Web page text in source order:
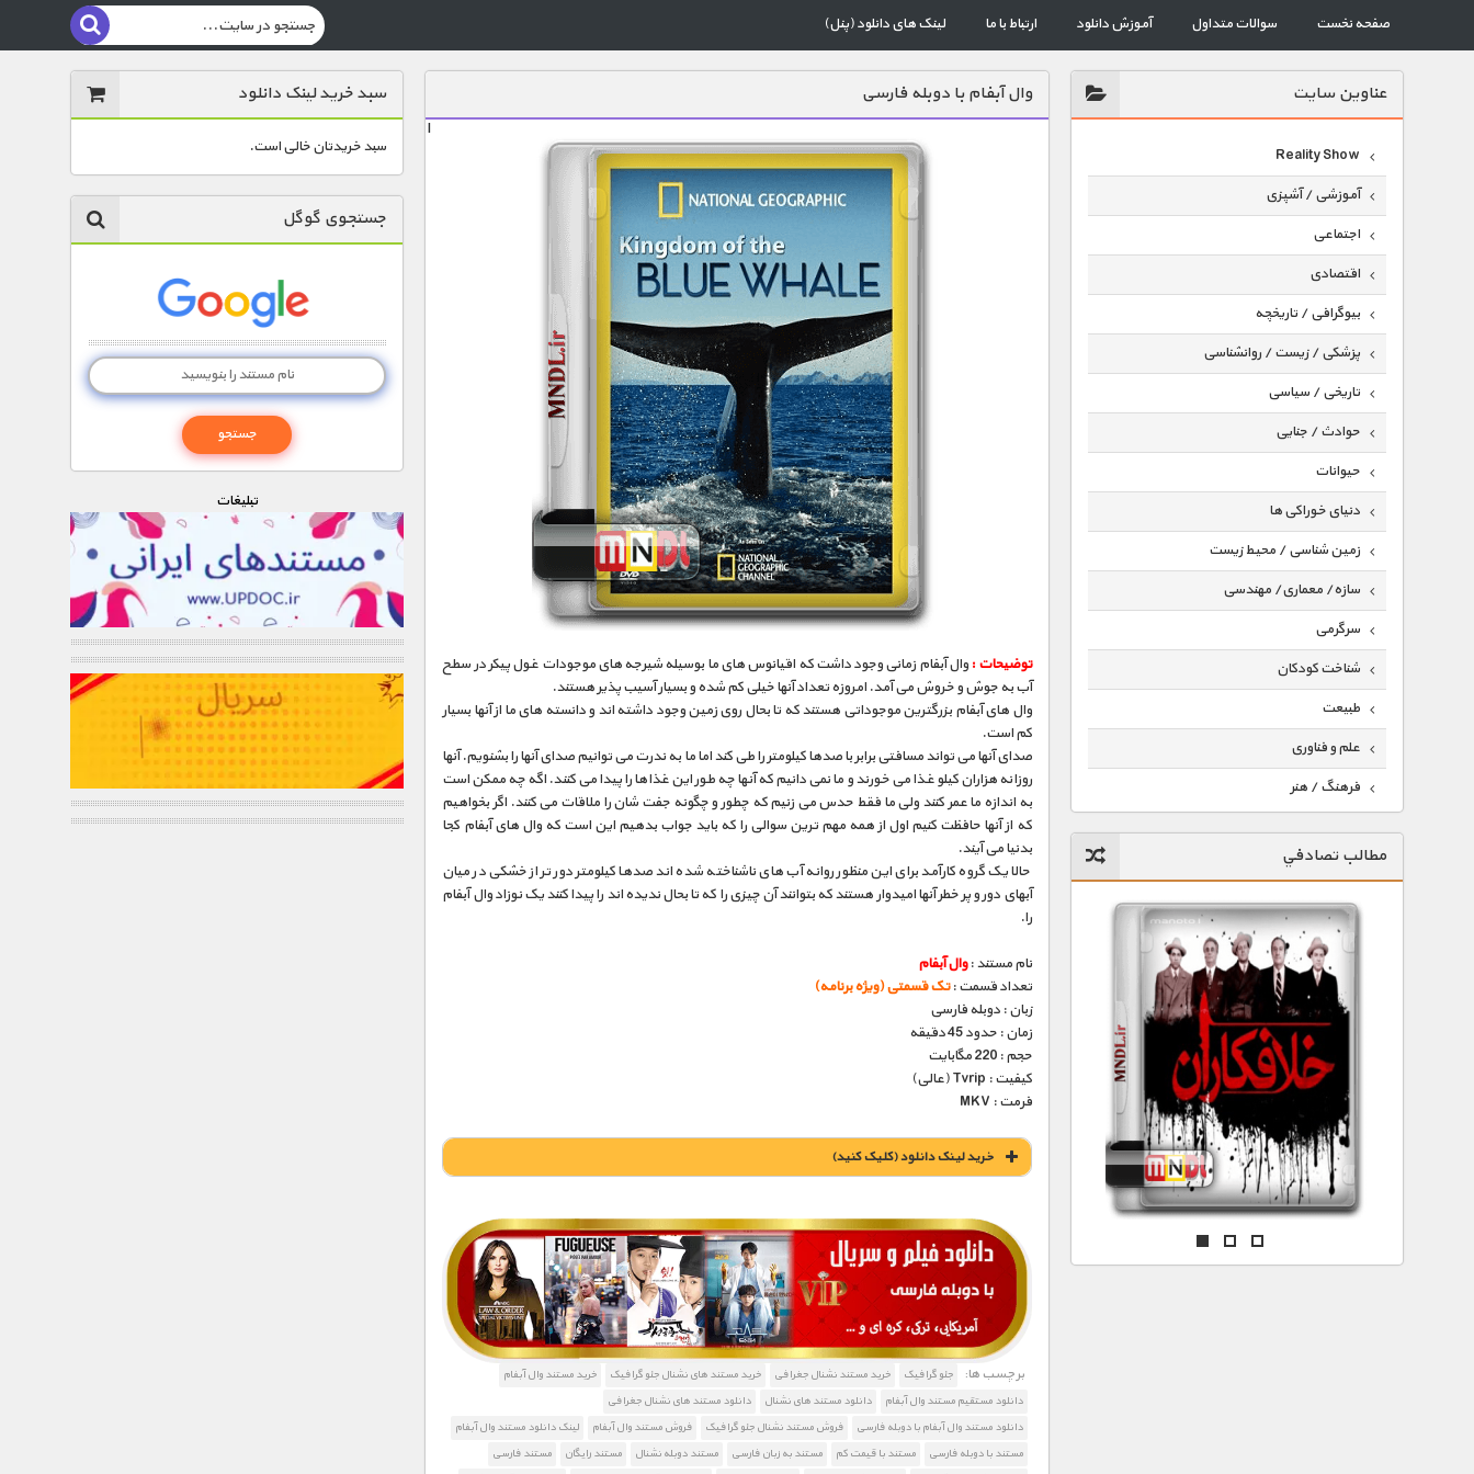
صفحه نخست سوالات متداول آموزش دانلود ارتباط با ما لینک های دانلود (پنل)
عناوين سايت
Reality Show
آموزشی / آشپزی
اجتماعی
اقتصادی
بیوگرافی / تاریخچه
پزشکی / زیست / روانشناسی
تاریخی / سیاسی
حوادث / جنایی
حیوانات
دنیای خوراکی ها
زمین شناسی / محیط زیست
سازه/ معماری/ مهندسی
سرگرمی
شناخت کودکان
طبیعت
علم و فناوری
فرهنگ / هنر
گردشگری
ماورایی
مسابقات / ورزشی
مستند های اختصاصی
مطالب تصادفي
وال آبفام با دوبله فارسی
ا
توضیحات : وال آبفام زمانی وجود داشت که اقیانوس های ما بوسیله شیرجه های موجودات غول پیکر در سطح
آب به جوش و خروش می آمد. امروزه تعداد آنها خیلی کم شده و بسیار آسیب پذیر هستند.
وال های آبفام بزرگترین موجوداتی هستند که تا بحال روی زمین وجود داشته اند و دانسته های ما از آنها بسیار
کم است.
صدای آنها می تواند مسافتی برابر با صدها کیلومتر را طی کند اما ما به ندرت می توانیم صدای آنها را بشنویم. آنها
روزانه هزاران کیلو غذا می خورند و ما نمی دانیم که آنها چه طور این غذاها را پیدا می کنند. اگه چه ممکن است
به اندازه ما عمر کنند ولی ما فقط حدس می زنیم که چطور و چگونه جفت شان را ملاقات می کنند. اگر بخواهیم
که از آنها حافظت کنیم اول از همه مهم ترین سوالی را که باید جواب بدهیم این است که وال های آبفام کجا
بدنیا می آیند.
حالا یک گروه کارآمد برای این منظور روانه آب های ناشناخته شده اند صدها کیلومتر دور تر از خشکی در میان
آبهای دور و پر خطر آنها امیدوار هستند که بتوانند آن چیزی را که تا بحال ندیده اند را پیدا کنند یک نوزاد وال آبفام
را.
نام مستند :وال آبفام
تعداد قسمت :تک قسمتی (ویژه برنامه)
زبان : دوبله فارسی
زمان : حدود 45 دقیقه
حجم : 220 مگابایت
کیفیت : Tvrip (عالی)
فرمت : MKV
خريد لينک دانلود (کليک کنيد)
1900 تومان – خريد لينک دانلود (افزودن به سبد خريد)
برچسب ها: جئو گرافیک خرید مستند نشنال جغرافی خرید مستند های نشنال جئو گرافیک
خرید مستند وال آبفام
دانلود مستقیم مستند وال آبفام
دانلود مستند های نشنال
دانلود مستند های نشنال جغرافی
دانلود مستند وال آبفام با دوبله فارسی
فروش مستند نشنال جئو گرافیک فروش مستند وال آبفام
لینک دانلود مستند وال آبفام
مستند با دوبله فارسی
مستند با قیمت کم مستند به زبان فارسی مستند دوبله نشنال مستند رایگان
مستند فارسی
سبد خرید لینک دانلود
سبد خریدتان خالی است.
جستجوی گوگل
تبليغات